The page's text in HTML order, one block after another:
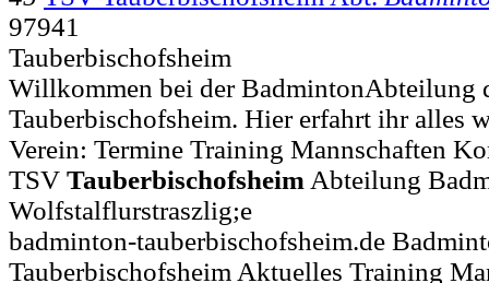
97941
Tauberbischofsheim
Willkommen bei der BadmintonAbteilung
Tauberbischofsheim. Hier erfahrt ihr alles
Verein: Termine Training Mannschaften
TSV Tauberbischofsheim Abteilung
Wolfstalflurstraszlig;e
badminton-tauberbischofsheim.de
Tauberbischofsheim Aktuelles Training